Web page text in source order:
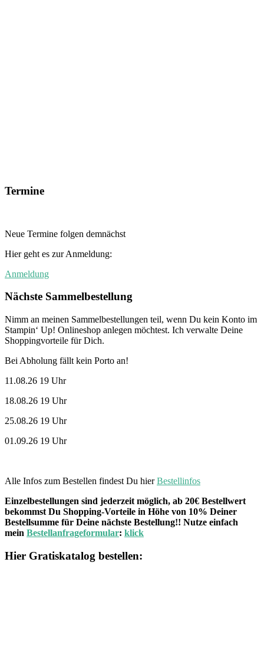
Termine
Neue Termine folgen demnächst
Hier geht es zur Anmeldung:
Anmeldung
Nächste Sammelbestellung
Nimm an meinen Sammelbestellungen teil, wenn Du kein Konto im
Stampin‘ Up! Onlineshop anlegen möchtest. Ich verwalte Deine
Shoppingvorteile für Dich.
Bei Abholung fällt kein Porto an!
11.08.26 19 Uhr
18.08.26 19 Uhr
25.08.26 19 Uhr
01.09.26 19 Uhr
Alle Infos zum Bestellen findest Du hierBestellinfos
Einzelbestellungen sind jederzeit möglich, ab 20€ Bestellwert
bekommst Du Shopping-Vorteile in Höhe von 10% Deiner
Bestellsumme für Deine nächste Bestellung!! Nutze einfach
mein Bestellanfrageformular: klick
Hier Gratiskatalog bestellen: